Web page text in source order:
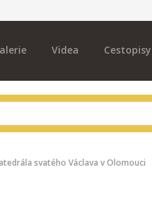
Videa Cestopisy
svatého Václava v Olomouci